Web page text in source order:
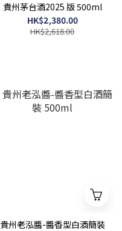
貴州茅台酒2025 版 500ml
HK$2,380.00
HK$2,618.00
貴州老泓醬-醬香型白酒簡裝